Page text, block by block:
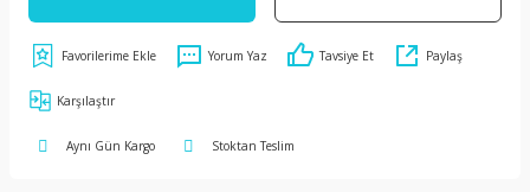
Yorum Yaz Tavsiye Et Paylaş
Karşılaştır
Aynı Gün Kargo Stoktan Teslim